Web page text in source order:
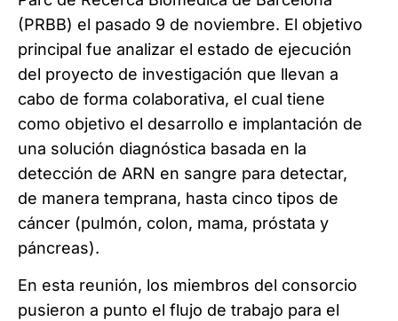
(PRBB) el pasado 9 de noviembre. El objetivo
principal fue analizar el estado de ejecución
del proyecto de investigación que llevan a
cabo de forma colaborativa, el cual tiene
como objetivo el desarrollo e implantación de
una solución diagnóstica basada en la
detección de ARN en sangre para detectar,
de manera temprana, hasta cinco tipos de
cáncer (pulmón, colon, mama, próstata y
páncreas).
En esta reunión, los miembros del consorcio
pusieron a punto el flujo de trabajo para el